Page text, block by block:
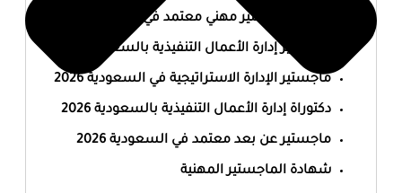
أفضل ماجستير مهني معتمد في السعودية 2026
ماجستير إدارة الأعمال التنفيذية بالسعودية 2026
ماجستير الإدارة الاستراتيجية في السعودية 2026
دكتوراة إدارة الأعمال التنفيذية بالسعودية 2026
ماجستير عن بعد معتمد في السعودية 2026
شهادة الماجستير المهنية